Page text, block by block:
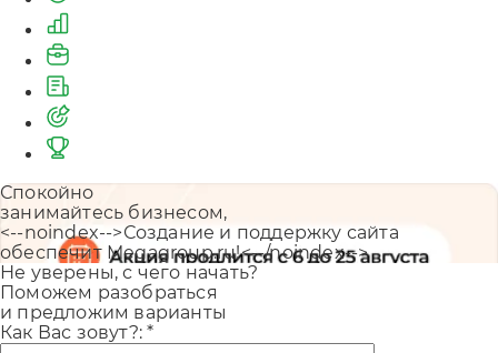
Спокойно
занимайтесь бизнесом,
<--noindex-->Создание и поддержку сайта
обеспечит Megagroup.ru!<--/noindex-->
Не уверены, с чего начать?
Поможем разобраться
и предложим варианты
Как Вас зовут?:*